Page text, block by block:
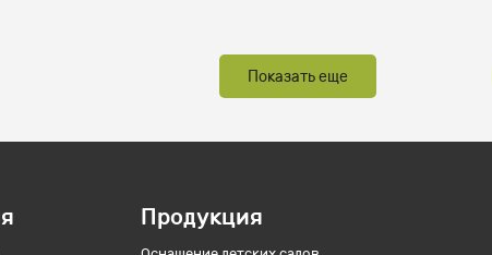
Показать еще
Продукция